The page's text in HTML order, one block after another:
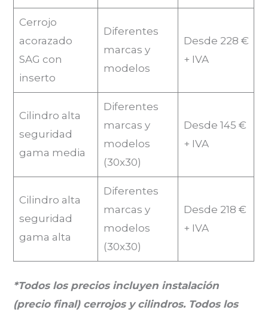
Cerrojo
acorazado
SAG con
inserto
Diferentes
marcas y
modelos
Desde 228 €
+ IVA
Cilindro alta
seguridad
gama media
Diferentes
marcas y
modelos
(30x30)
Desde 145 €
+ IVA
Cilindro alta
seguridad
gama alta
Diferentes
marcas y
modelos
(30x30)
Desde 218 €
+ IVA
*Todos los precios incluyen instalación
(precio final) cerrojos y cilindros. Todos los